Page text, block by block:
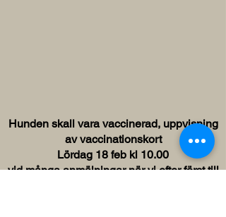
Hunden skall vara vaccinerad, uppvisning
av vaccinationskort
Lördag 18 feb kl 10.00
vid många anmälningarnärvi efter först till